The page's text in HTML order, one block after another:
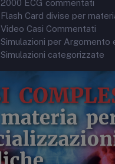
2000 ECG commentati
Flash Card divise per
Video Casi Commentati
Simulazioni per Argomento
Simulazioni categorizzate